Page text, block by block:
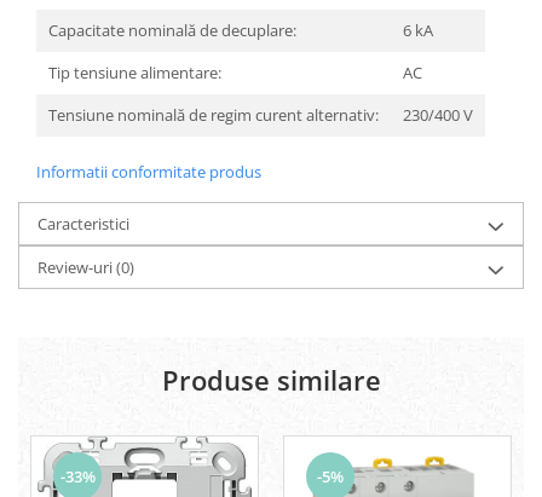
Capacitate nominală de decuplare:
6 kA
Tip tensiune alimentare:
AC
Tensiune nominală de regim curent alternativ:
230/400 V
Informatii conformitate produs
Caracteristici
Review-uri(0)
Produse similare
-33% -5%